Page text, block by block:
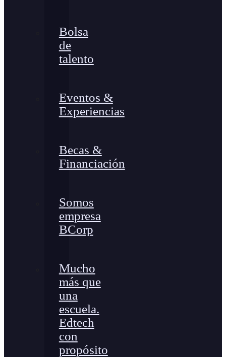
Bolsa
de
talento
Eventos &
Experiencias
Becas &
Financiación
Somos
empresa
BCorp
Mucho
más que
una
escuela.
Edtech
con
propósito